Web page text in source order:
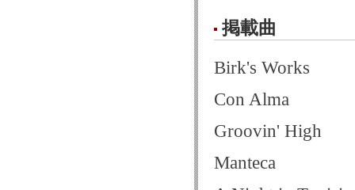
掲載曲
Birk's Works
Con Alma
Groovin' High
Manteca